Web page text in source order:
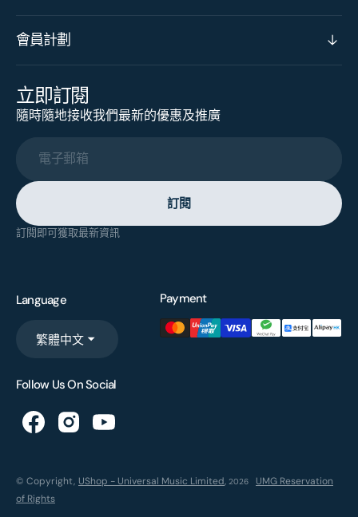
會員計劃
立即訂閱
隨時隨地接收我們最新的優惠及推廣
電子郵箱
訂閱
訂閱即可獲取最新資訊
Language
繁體中文
Payment
Follow Us On Social
© Copyright, UShop - Universal Music Limited, 2026
UMG Reservation
of Rights